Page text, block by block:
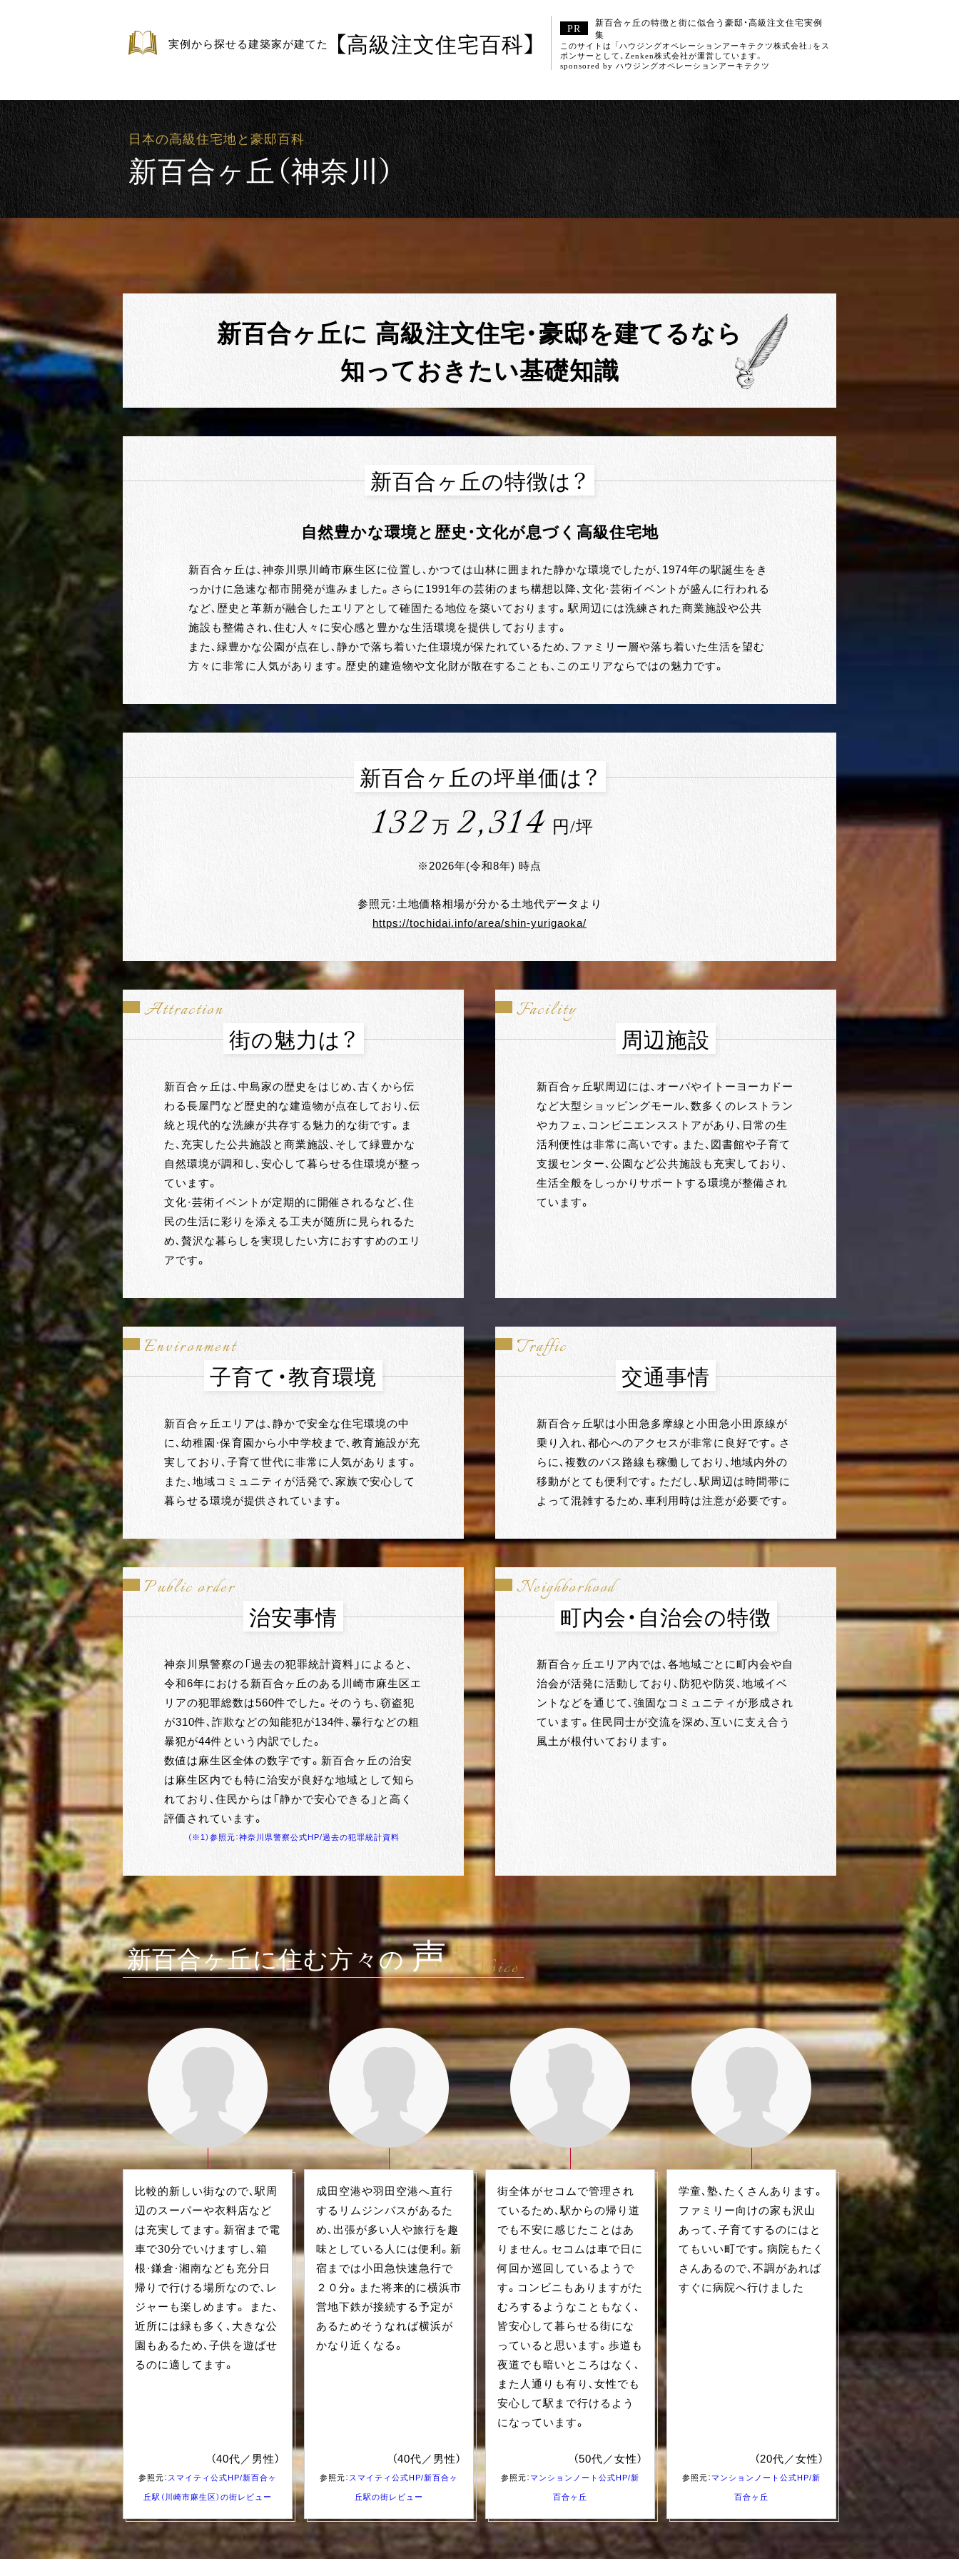
実例から探せる建築家が建てた 【高級注文住宅百科】
新百合ヶ丘の特徴と街に似合う豪邸・高級注文住宅実例
集
このサイトは 「ハウジングオペレーションアーキテクツ株式会社」をス
ポンサーとして、Zenken株式会社が運営しています。
sponsored by ハウジングオペレーションアーキテクツ
日本の高級住宅地と豪邸百科
新百合ヶ丘（神奈川）
新百合ヶ丘に 高級注文住宅・豪邸を建てるなら
知っておきたい基礎知識
新百合ヶ丘の特徴は？
自然豊かな環境と歴史・文化が息づく高級住宅地
新百合ヶ丘は、神奈川県川崎市麻生区に位置し、かつては山林に囲まれた静かな環境でしたが、1974年の駅誕生をき
っかけに急速な都市開発が進みました。さらに1991年の芸術のまち構想以降、文化・芸術イベントが盛んに行われる
など、歴史と革新が融合したエリアとして確固たる地位を築いております。駅周辺には洗練された商業施設や公共
施設も整備され、住む人々に安心感と豊かな生活環境を提供しております。
また、緑豊かな公園が点在し、静かで落ち着いた住環境が保たれているため、ファミリー層や落ち着いた生活を望む
方々に非常に人気があります。歴史的建造物や文化財が散在することも、このエリアならではの魅力です。
新百合ヶ丘の坪単価は？
132 万 2,314 円/坪
※2026年(令和8年) 時点
参照元：土地価格相場が分かる土地代データより
https://tochidai.info/area/shin-yurigaoka/
Attraction
街の魅力は？
新百合ヶ丘は、中島家の歴史をはじめ、古くから伝
わる長屋門など歴史的な建造物が点在しており、伝
統と現代的な洗練が共存する魅力的な街です。ま
た、充実した公共施設と商業施設、そして緑豊かな
自然環境が調和し、安心して暮らせる住環境が整っ
ています。
文化・芸術イベントが定期的に開催されるなど、住
民の生活に彩りを添える工夫が随所に見られるた
め、贅沢な暮らしを実現したい方におすすめのエリ
アです。
Facility
周辺施設
新百合ヶ丘駅周辺には、オーパやイトーヨーカドー
など大型ショッピングモール、数多くのレストラン
やカフェ、コンビニエンスストアがあり、日常の生
活利便性は非常に高いです。また、図書館や子育て
支援センター、公園など公共施設も充実しており、
生活全般をしっかりサポートする環境が整備され
ています。
Environment
子育て・教育環境
新百合ヶ丘エリアは、静かで安全な住宅環境の中
に、幼稚園・保育園から小中学校まで、教育施設が充
実しており、子育て世代に非常に人気があります。
また、地域コミュニティが活発で、家族で安心して
暮らせる環境が提供されています。
Traffic
交通事情
新百合ヶ丘駅は小田急多摩線と小田急小田原線が
乗り入れ、都心へのアクセスが非常に良好です。さ
らに、複数のバス路線も稼働しており、地域内外の
移動がとても便利です。ただし、駅周辺は時間帯に
よって混雑するため、車利用時は注意が必要です。
Public order
治安事情
神奈川県警察の「過去の犯罪統計資料」によると、
令和6年における新百合ヶ丘のある川崎市麻生区エ
リアの犯罪総数は560件でした。そのうち、窃盗犯
が310件、詐欺などの知能犯が134件、暴行などの粗
暴犯が44件という内訳でした。
数値は麻生区全体の数字です。新百合ヶ丘の治安
は麻生区内でも特に治安が良好な地域として知ら
れており、住民からは「静かで安心できる」と高く
評価されています。
（※1）参照元：神奈川県警察公式HP/過去の犯罪統計資料
Neighborhood
町内会・自治会の特徴
新百合ヶ丘エリア内では、各地域ごとに町内会や自
治会が活発に活動しており、防犯や防災、地域イベ
ントなどを通じて、強固なコミュニティが形成され
ています。住民同士が交流を深め、互いに支え合う
風土が根付いております。
新百合ヶ丘に住む方々の声 Voice
比較的新しい街なので、駅周
辺のスーパーや衣料店など
は充実してます。新宿まで電
車で30分でいけますし、箱
根・鎌倉・湘南なども充分日
帰りで行ける場所なので、レ
ジャーも楽しめます。 また、
近所には緑も多く、大きな公
園もあるため、子供を遊ばせ
るのに適してます。
（40代／男性）
参照元： スマイティ公式HP/新百合ヶ
丘駅（川崎市麻生区）の街レビュー
成田空港や羽田空港へ直行
するリムジンバスがあるた
め、出張が多い人や旅行を趣
味としている人には便利。新
宿までは小田急快速急行で
２０分。また将来的に横浜市
営地下鉄が接続する予定が
あるためそうなれば横浜が
かなり近くなる。
（40代／男性）
参照元： スマイティ公式HP/新百合ヶ
丘駅の街レビュー
街全体がセコムで管理され
ているため、駅からの帰り道
でも不安に感じたことはあ
りません。セコムは車で日に
何回か巡回しているようで
す。コンビニもありますがた
むろするようなこともなく、
皆安心して暮らせる街にな
っていると思います。歩道も
夜道でも暗いところはなく、
また人通りも有り、女性でも
安心して駅まで行けるよう
になっています。
（50代／女性）
参照元：マンションノート公式HP/新
百合ヶ丘
学童、塾、たくさんあります。
ファミリー向けの家も沢山
あって、子育てするのにはと
てもいい町です。病院もたく
さんあるので、不調があれば
すぐに病院へ行けました
（20代／女性）
参照元：マンションノート公式HP/新
百合ヶ丘